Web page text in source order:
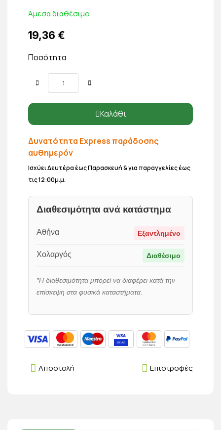
Άμεσα διαθέσιμο
19,36 €
Ποσότητα
Καλάθι
Δυνατότητα Express παράδοσης
αυθημερόν
Ισχύει Δευτέρα έως Παρασκευή & για παραγγελίες έως
τις 12:00μ.μ.
Διαθεσιμότητα ανά κατάστημα
Αθήνα Εξαντλημένο
Χολαργός Διαθέσιμο
*Η διαθεσιμότητα μπορεί να διαφέρει κατά την
επίσκεψη στα φυσικά καταστήματα.
Επιστροφές
Αποστολή